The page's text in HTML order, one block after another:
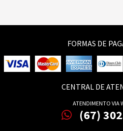
FORMAS DE
CENTRAL DE
ATENDIMENTO VIA
(67)